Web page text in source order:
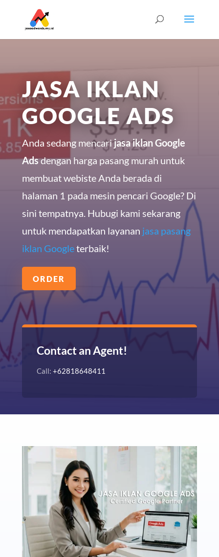
JASA IKLAN
GOOGLE ADS
Anda sedang mencarijasa iklan Google
Adsdengan harga pasang murah untuk
membuat webiste Anda berada di
halaman 1 pada mesin pencari Google? Di
sini tempatnya. Hubugi kami sekarang
untuk mendapatkan layanan jasa pasang
iklan Googleterbaik!
ORDER
Contact an Agent!
Call: +62818648411